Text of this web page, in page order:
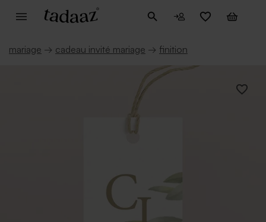
mariage → cadeau invité mariage → finition